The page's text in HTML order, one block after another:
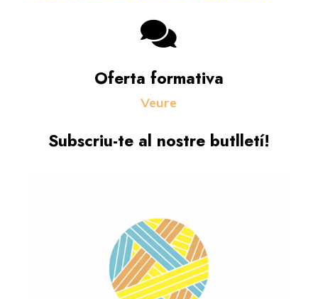

Oferta formativa
Veure
Subscriu-te al nostre butlletí!